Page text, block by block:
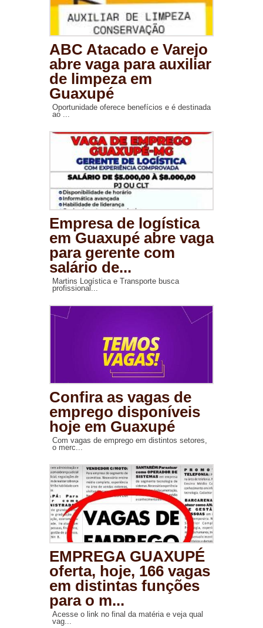
ABC Atacado e Varejo
abre vaga para auxiliar
de limpeza em
Guaxupé
Oportunidade oferece benefícios e é destinada
ao ...
Empresa de logística
em Guaxupé abre vaga
para gerente com
salário de...
Martins Logística e Transporte busca
profissional...
Confira as vagas de
emprego disponíveis
hoje em Guaxupé
Com vagas de emprego em distintos setores,
o merc...
EMPREGA GUAXUPÉ
oferta, hoje, 166 vagas
em distintas funções
para o m...
Acesse o link no final da matéria e veja qual
vag...